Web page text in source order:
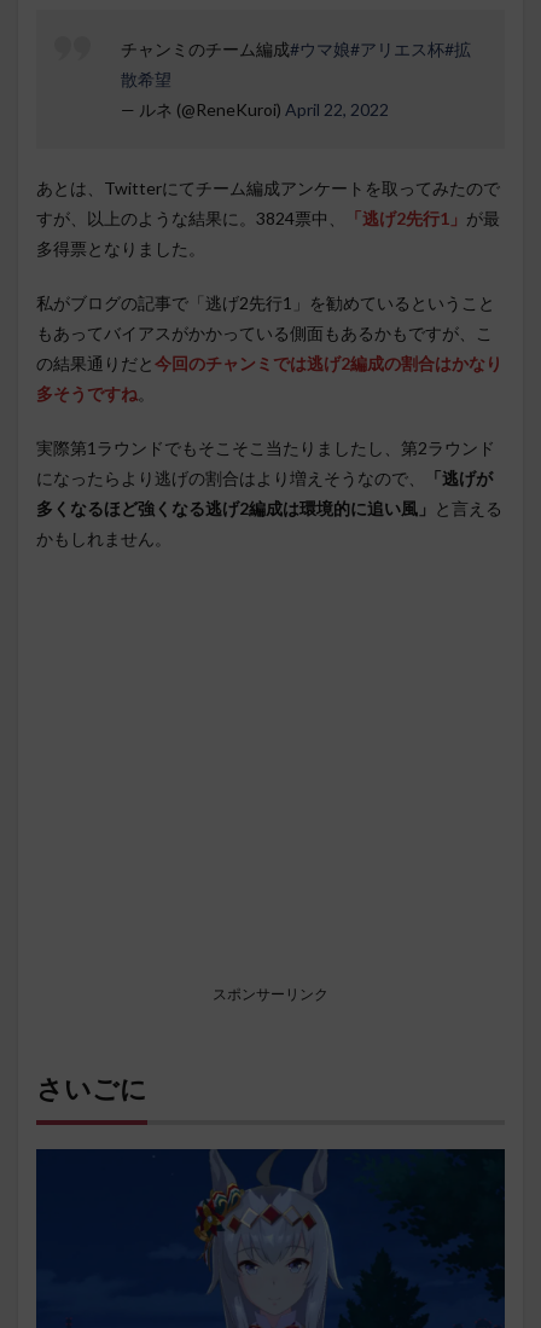
チャンミのチーム編成#ウマ娘#アリエス杯#拡
散希望
— ルネ (@ReneKuroi) April 22, 2022
あとは、Twitterにてチーム編成アンケートを取ってみたので
すが、以上のような結果に。3824票中、
「逃げ2先行1」 が最
多得票となりました。
私がブログの記事で「逃げ2先行1」を勧めているということ
もあってバイアスがかかっている側面もあるかもですが、こ
の結果通りだと今回のチャンミでは逃げ2編成の割合はかなり
多そうですね。
実際第1ラウンドでもそこそこ当たりましたし、第2ラウンド
になったらより逃げの割合はより増えそうなので、
「逃げが
多くなるほど強くなる逃げ2編成は環境的に追い風」 と言える
かもしれません。
スポンサーリンク
さいごに